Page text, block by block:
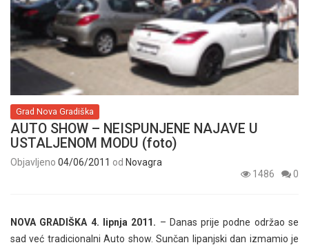
Grad Nova Gradiška
AUTO SHOW – NEISPUNJENE NAJAVE U
USTALJENOM MODU (foto)
Objavljeno 04/06/2011 od Novagra
1486
0
NOVA GRADIŠKA 4. lipnja 2011. – Danas prije podne održao se
sad već tradicionalni Auto show. Sunčan lipanjski dan izmamio je